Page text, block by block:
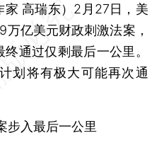
高瑞东） 2月27日，美
万亿美元财政刺激法案，
通过仅剩最后一公里。
划将有极大可能再次通
步入最后一公里